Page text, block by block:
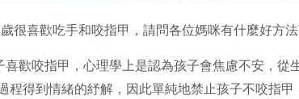
很喜歡吃手和咬指甲，請問各位媽咪有什麼好方
喜歡咬指甲，心理學上是認為孩子會焦慮不安，從
程得到情緒的紓解，因此單純地禁止孩子不咬指